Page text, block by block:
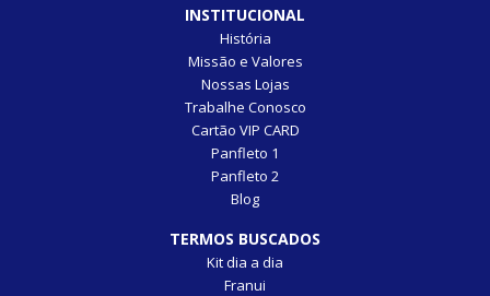
INSTITUCIONAL
História
Missão e Valores
Nossas Lojas
Trabalhe Conosco
Cartão VIP CARD
Panfleto 1
Panfleto 2
Blog
TERMOS BUSCADOS
Kit dia a dia
Franui